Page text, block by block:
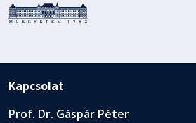
Kapcsolat
Prof. Dr. Gáspár Péter